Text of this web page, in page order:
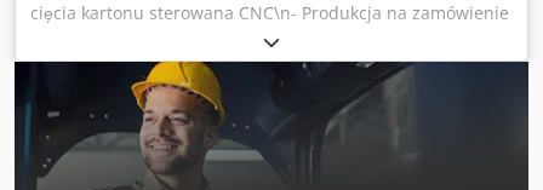
cięcia kartonu sterowana CNC\n- Produkcja na zamówienie
przez grupę LCR\n- Całkowicie wyremontowana Codpfx
Aexbidlspmsrf